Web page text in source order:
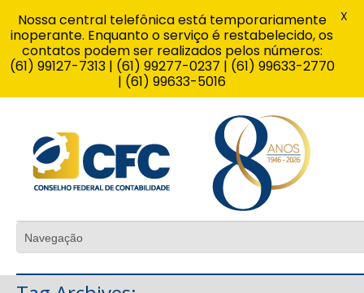
Nossa central telefônica está temporariamente
inoperante. Enquanto o serviço é restabelecido, os
contatos podem ser realizados pelos números:
(61) 99127-7313 | (61) 99277-0237 | (61) 99633-2770
| (61) 99633-5016
X